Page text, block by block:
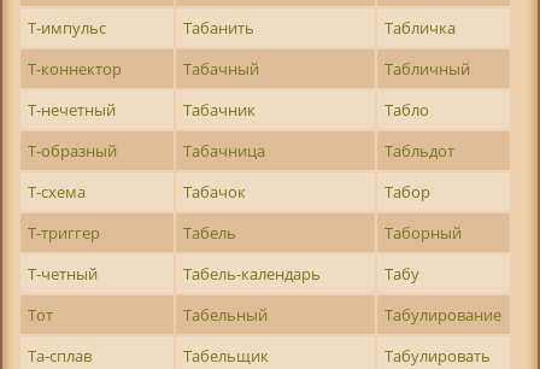
Т-импульс
Табанить
Табличка
Т-коннектор
Табачный
Табличный
Т-нечетный
Табачник
Табло
Т-образный
Табачница
Табльдот
Т-схема
Табачок
Табор
Т-триггер
Табель
Таборный
Т-четный
Табель-календарь
Табу
Тот
Табельный
Табулирование
Та-сплав
Табельщик
Табулировать